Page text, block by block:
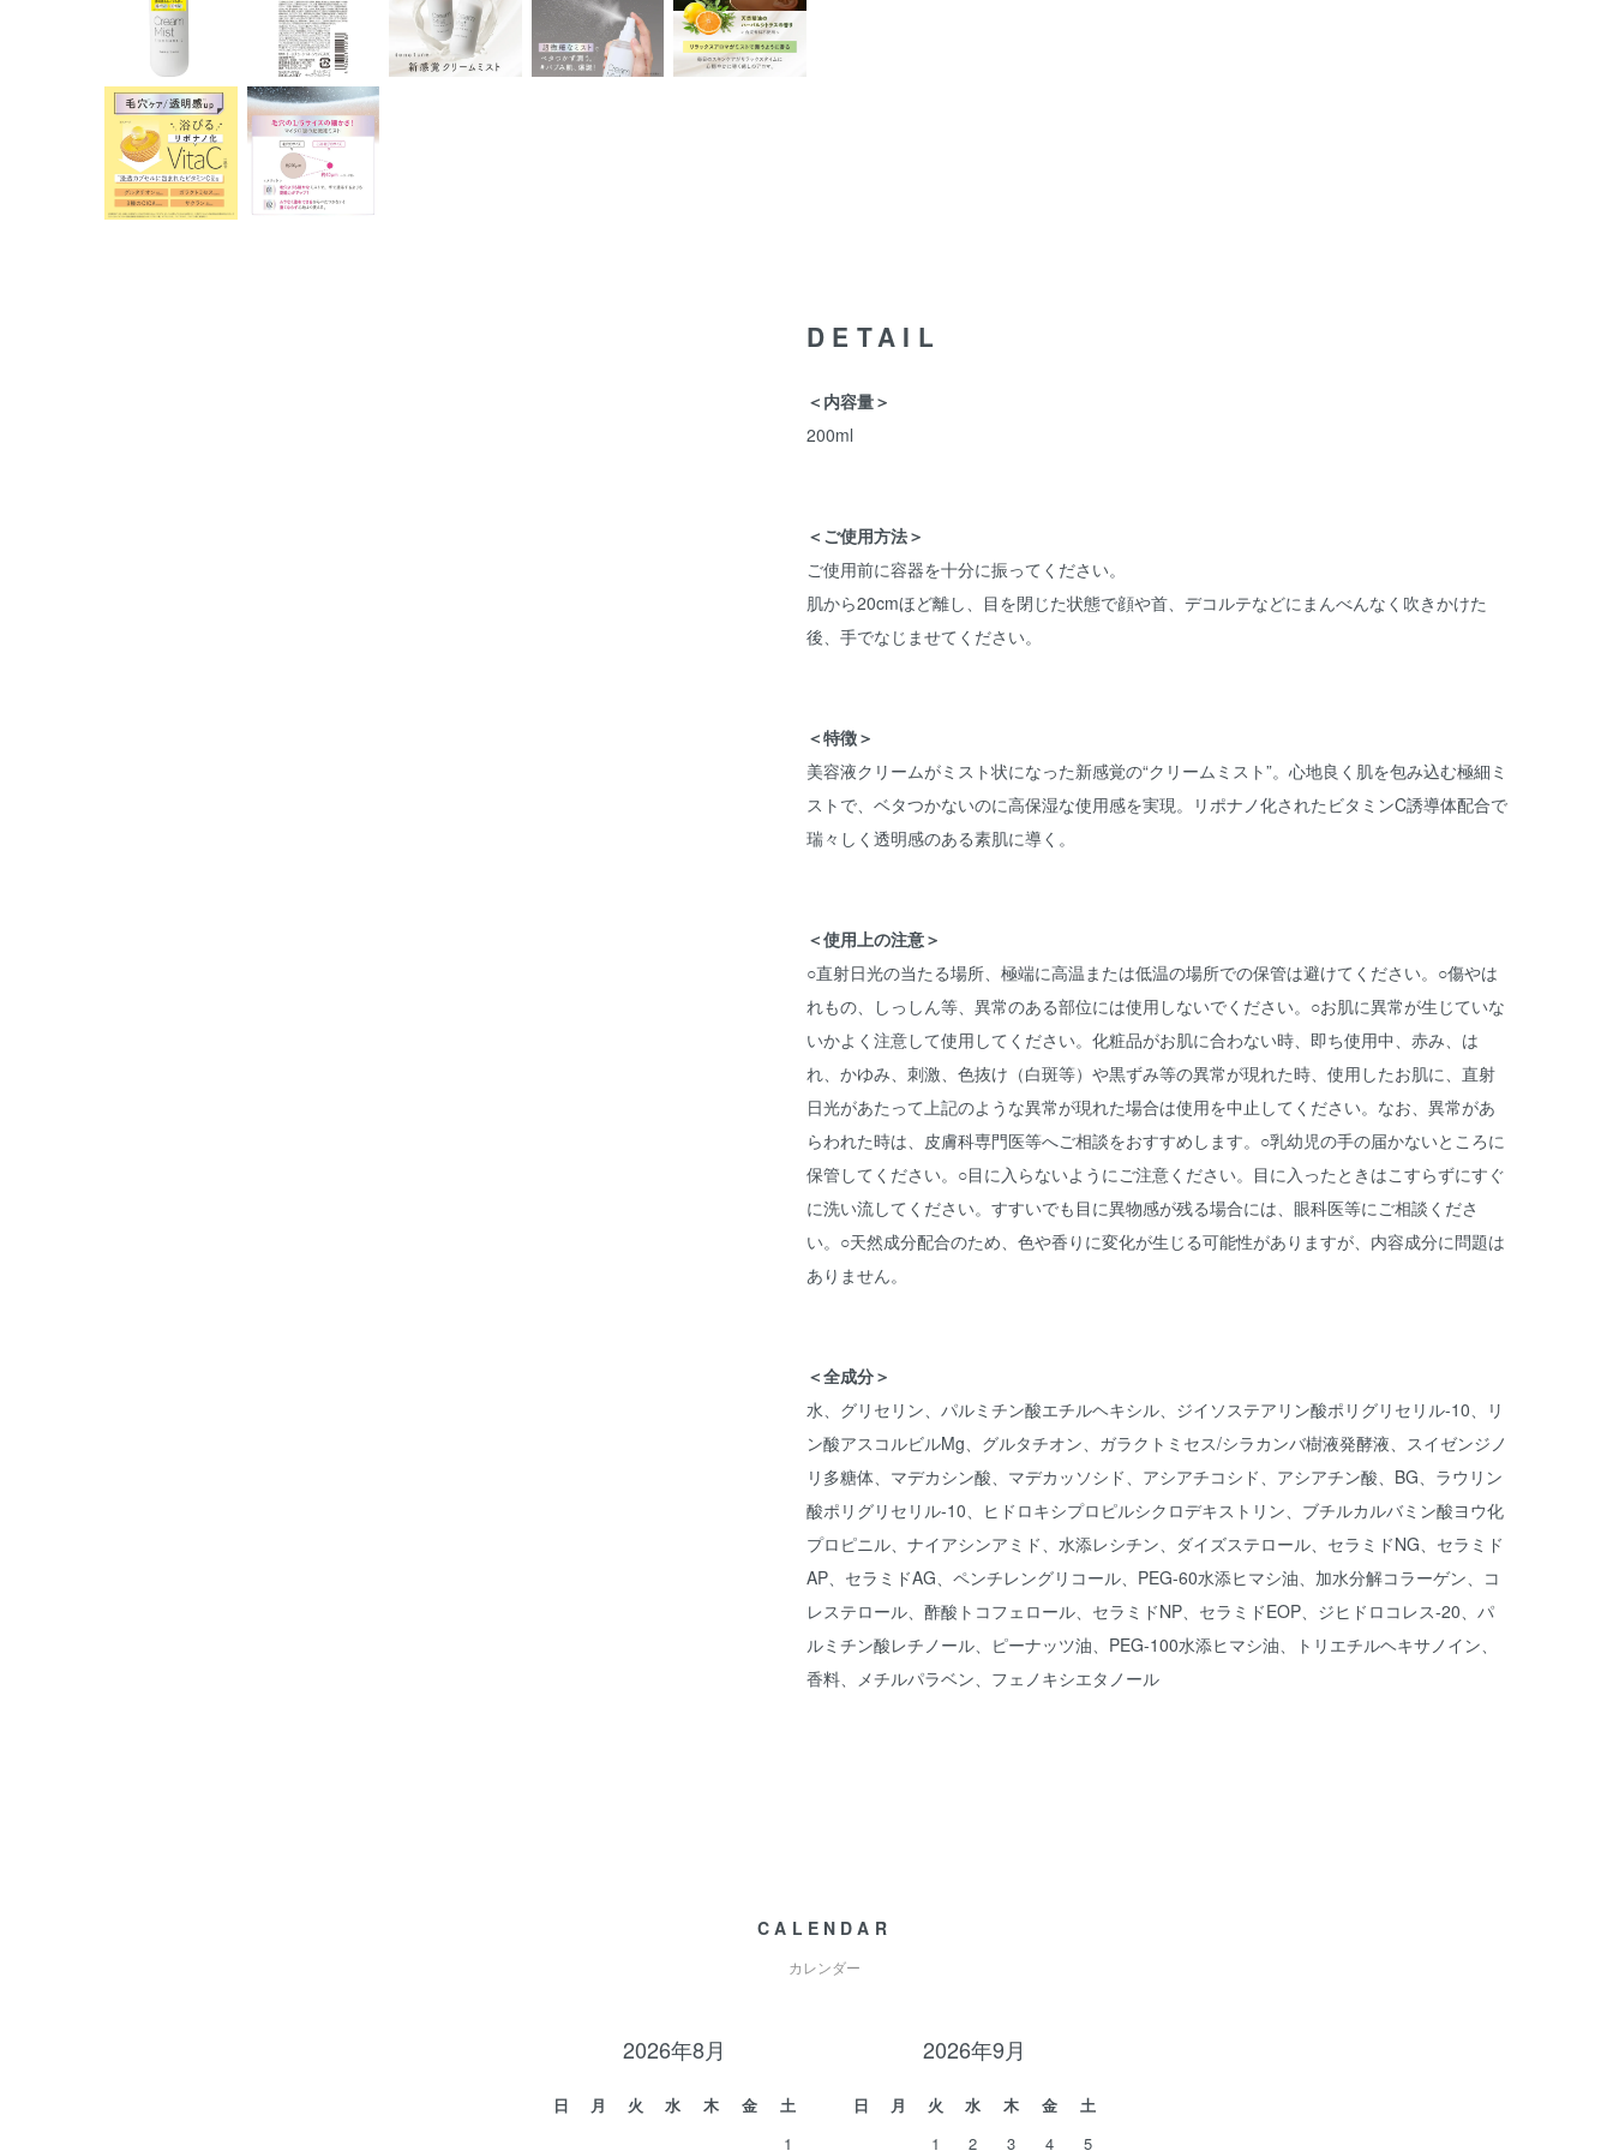
DETAIL
＜内容量＞
200ml
＜ご使用方法＞
ご使用前に容器を十分に振ってください。
肌から20cmほど離し、目を閉じた状態で顔や首、デコルテなどにまんべんなく吹きかけた
後、手でなじませてください。
＜特徴＞
美容液クリームがミスト状になった新感覚の“クリームミスト”。心地良く肌を包み込む極細ミ
ストで、ベタつかないのに高保湿な使用感を実現。リポナノ化されたビタミンC誘導体配合で
瑞々しく透明感のある素肌に導く。
＜使用上の注意＞
○直射日光の当たる場所、極端に高温または低温の場所での保管は避けてください。○傷やは
れもの、しっしん等、異常のある部位には使用しないでください。○お肌に異常が生じていな
いかよく注意して使用してください。化粧品がお肌に合わない時、即ち使用中、赤み、は
れ、かゆみ、刺激、色抜け（白斑等）や黒ずみ等の異常が現れた時、使用したお肌に、直射
日光があたって上記のような異常が現れた場合は使用を中止してください。なお、異常があ
らわれた時は、皮膚科専門医等へご相談をおすすめします。○乳幼児の手の届かないところに
保管してください。○目に入らないようにご注意ください。目に入ったときはこすらずにすぐ
に洗い流してください。すすいでも目に異物感が残る場合には、眼科医等にご相談くださ
い。○天然成分配合のため、色や香りに変化が生じる可能性がありますが、内容成分に問題は
ありません。
＜全成分＞
水、グリセリン、パルミチン酸エチルヘキシル、ジイソステアリン酸ポリグリセリル-10、リ
ン酸アスコルビルMg、グルタチオン、ガラクトミセス/シラカンバ樹液発酵液、スイゼンジノ
リ多糖体、マデカシン酸、マデカッソシド、アシアチコシド、アシアチン酸、BG、ラウリン
酸ポリグリセリル-10、ヒドロキシプロピルシクロデキストリン、ブチルカルバミン酸ヨウ化
プロピニル、ナイアシンアミド、水添レシチン、ダイズステロール、セラミドNG、セラミド
AP、セラミドAG、ペンチレングリコール、PEG-60水添ヒマシ油、加水分解コラーゲン、コ
レステロール、酢酸トコフェロール、セラミドNP、セラミドEOP、ジヒドロコレス-20、パ
ルミチン酸レチノール、ピーナッツ油、PEG-100水添ヒマシ油、トリエチルヘキサノイン、
香料、メチルパラベン、フェノキシエタノール
CALENDAR
カレンダー
2026年8月
日 月 火 水 木 金
土
1
2026年9月
日 月 火 水 木 金
土
1
2 3 4
5